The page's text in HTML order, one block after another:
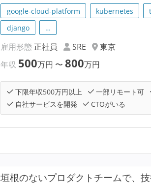
google-cloud-platform kubernetes
django
…
雇用形態 正社員 SRE
東京
年収 500万円 〜800万円
下限年収500万円以上 一部リモート可
自社サービスを開発
CTOがいる
垣根のないプロダクトチームで、